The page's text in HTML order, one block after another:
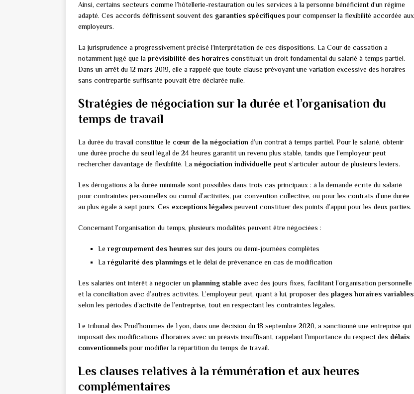
Ainsi, certains secteurs comme l’hôtellerie-restauration ou les services à la personne bénéficient d’un régime
adapté. Ces accords définissent souvent des garanties spécifiquespour compenser la flexibilité accordée aux
employeurs.
La jurisprudence a progressivement précisé l’interprétation de ces dispositions. La Cour de cassation a
notamment jugé que la prévisibilité des horaires constituait un droit fondamental du salarié à temps partiel.
Dans un arrêt du 12 mars 2019, elle a rappelé que toute clause prévoyant une variation excessive des horaires
sans contrepartie suffisante pouvait être déclarée nulle.
Stratégies de négociation sur la durée et l’organisation du
temps de travail
La durée du travail constitue le cœur de la négociation d’un contrat à temps partiel. Pour le salarié, obtenir
une durée proche du seuil légal de 24 heures garantit un revenu plus stable, tandis que l’employeur peut
rechercher davantage de flexibilité. La négociation individuelle peut s’articuler autour de plusieurs leviers.
Les dérogations à la durée minimale sont possibles dans trois cas principaux : à la demande écrite du salarié
pour contraintes personnelles ou cumul d’activités, par convention collective, ou pour les contrats d’une durée
au plus égale à sept jours. Ces exceptions légalespeuvent constituer des points d’appui pour les deux parties.
Concernant l’organisation du temps, plusieurs modalités peuvent être négociées :
Le regroupement des heures sur des jours ou demi-journées complètes
La régularité des plannings et le délai de prévenance en cas de modification
Les salariés ont intérêt à négocier un planning stable avec des jours fixes, facilitant l’organisation personnelle
et la conciliation avec d’autres activités. L’employeur peut, quant à lui, proposer des plages horaires variables
selon les périodes d’activité de l’entreprise, tout en respectant les contraintes légales.
Le tribunal des Prud’hommes de Lyon, dans une décision du 18 septembre 2020, a sanctionné une entreprise qui
imposait des modifications d’horaires avec un préavis insuffisant, rappelant l’importance du respect des délais
conventionnelspour modifier la répartition du temps de travail.
Les clauses relatives à la rémunération et aux heures
complémentaires